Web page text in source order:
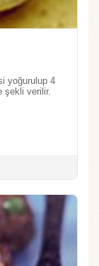
yoğurulup 4
şekli verilir.